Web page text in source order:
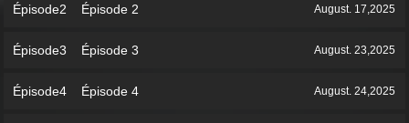
Épisode2 Épisode 2 August. 17,2025
Épisode3 Épisode 3 August. 23,2025
Épisode4 Épisode 4 August. 24,2025